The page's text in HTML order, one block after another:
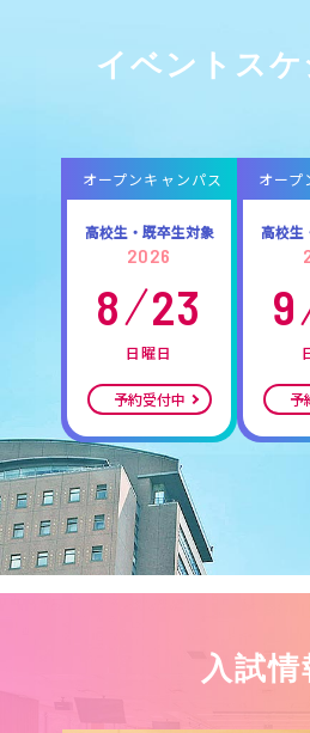
イベントス
オープンキャンパス
高校生・既卒生対象
2026
8 23
日曜日
予約受付中
オープ
高校生
9
予
入試情